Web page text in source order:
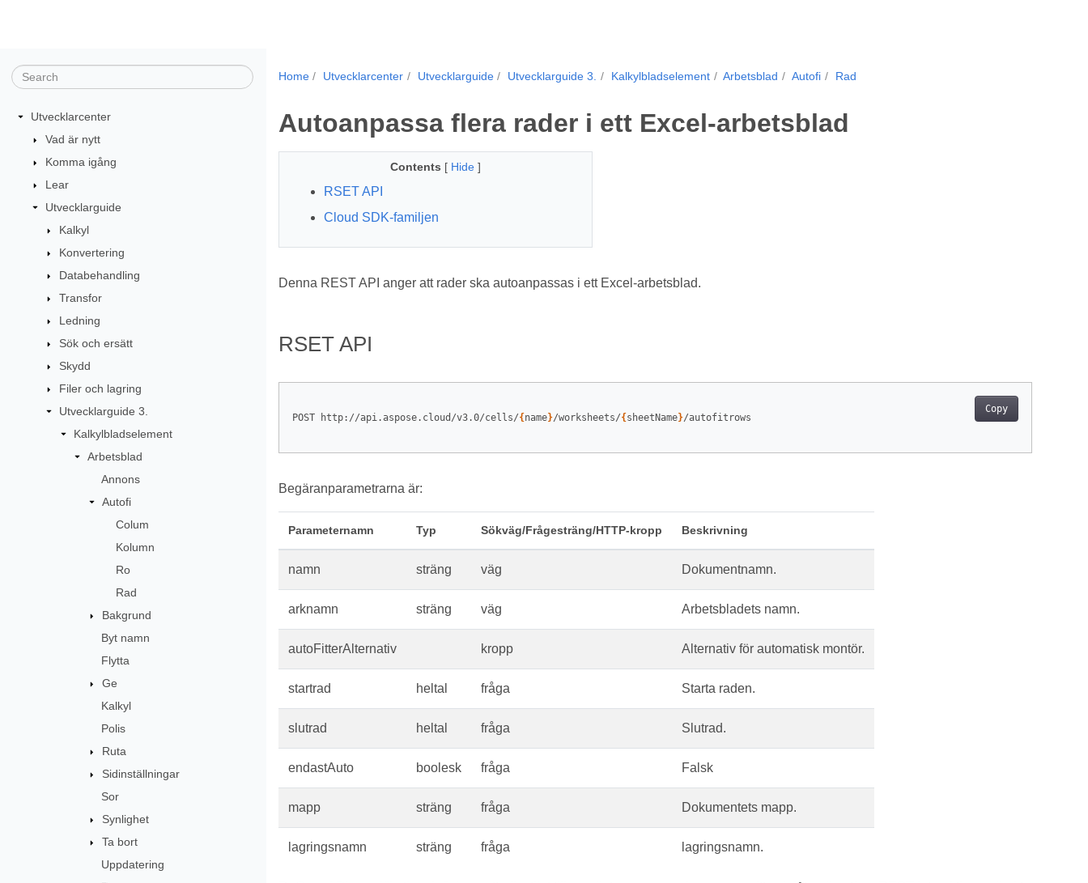
Utvecklarcenter
Vad är nytt
Komma igång
Lear
Utvecklarguide
Kalkyl
Konvertering
Databehandling
Transfor
Ledning
Sök och ersätt
Skydd
Filer och lagring
Utvecklarguide 3.
Kalkylbladselement
Arbetsblad
Annons
Autofi
Colum
Kolumn
Ro
Rad
Bakgrund
Byt namn
Flytta
Ge
Kalkyl
Polis
Ruta
Sidinställningar
Sor
Synlighet
Ta bort
Uppdatering
Home Utvecklarcenter Utvecklarguide Utvecklarguide 3. Kalkylbladselement Arbetsblad Autofi Rad
Autoanpassa flera rader i ett Excel-arbetsblad
Contents [ Hide ]
RSET API
Cloud SDK-familjen
Denna REST API anger att rader ska autoanpassas i ett Excel-arbetsblad.
RSET API
Copy
POST http://api.aspose.cloud/v3.0/cells/{ name}/worksheets/{ sheetName}/autofitrows
Begäranparametrarna är:
Parameternamn Typ Sökväg/Frågesträng/HTTP-kropp Beskrivning
namn sträng väg Dokumentnamn.
arknamn sträng väg Arbetsbladets namn.
autoFitterAlternativ kropp Alternativ för automatisk montör.
startrad heltal fråga Starta raden.
slutrad heltal fråga Slutrad.
endastAuto boolesk fråga Falsk
mapp sträng fråga Dokumentets mapp.
lagringsnamn sträng fråga lagringsnamn.